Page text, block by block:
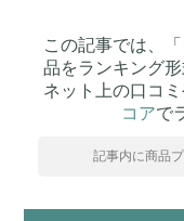
この記事では、
品をランキング
ネット上の口コ
コアで
記事内に商品